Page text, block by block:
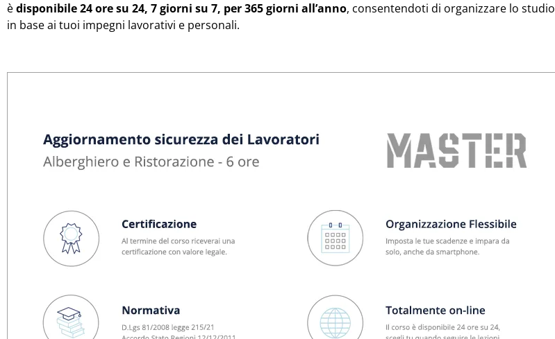
èdisponibile 24 ore su 24, 7 giorni su 7, per 365 giorni all’anno, consentendoti di organizzare lo studio
in base ai tuoi impegni lavorativi e personali.